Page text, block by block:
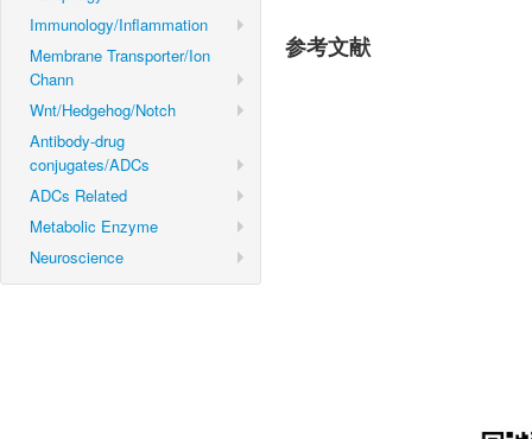
Immunology/Inflammation
Membrane Transporter/Ion
Chann
Wnt/Hedgehog/Notch
Antibody-drug
conjugates/ADCs
ADCs Related
Metabolic Enzyme
Neuroscience
参考文献